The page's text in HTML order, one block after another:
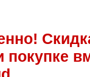
покупке